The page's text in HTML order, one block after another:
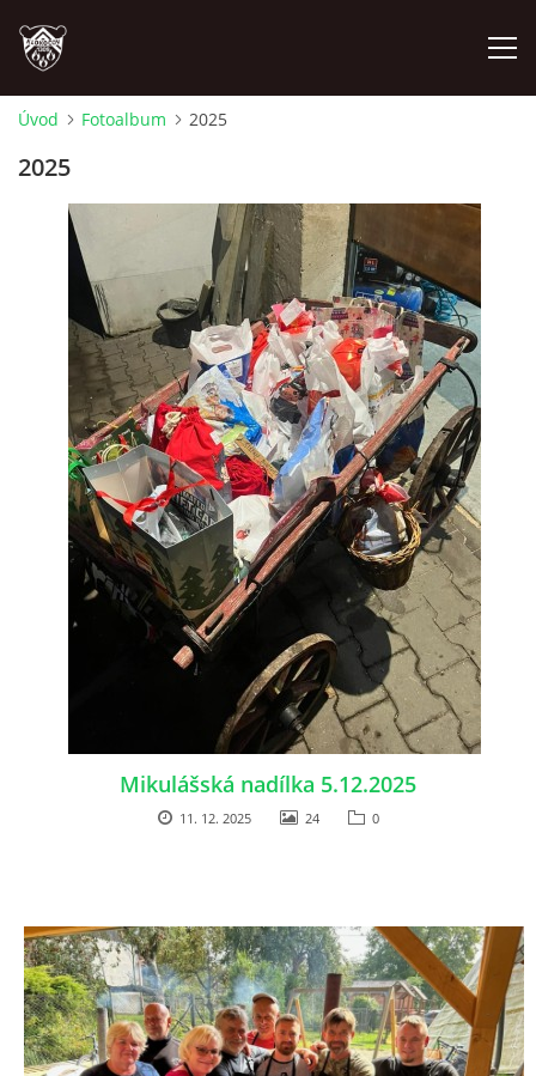
PLÁNOVANÉ AKCE
PROBĚHLÉ AKCE
NOVINKY
FOTOALBUM
INTERNÍ SEKCE
© 2026 eStránky.cz
Úvod Fotoalbum 2025
2025
Mikulášská nadílka 5.12.2025
11. 12. 2025 24 0